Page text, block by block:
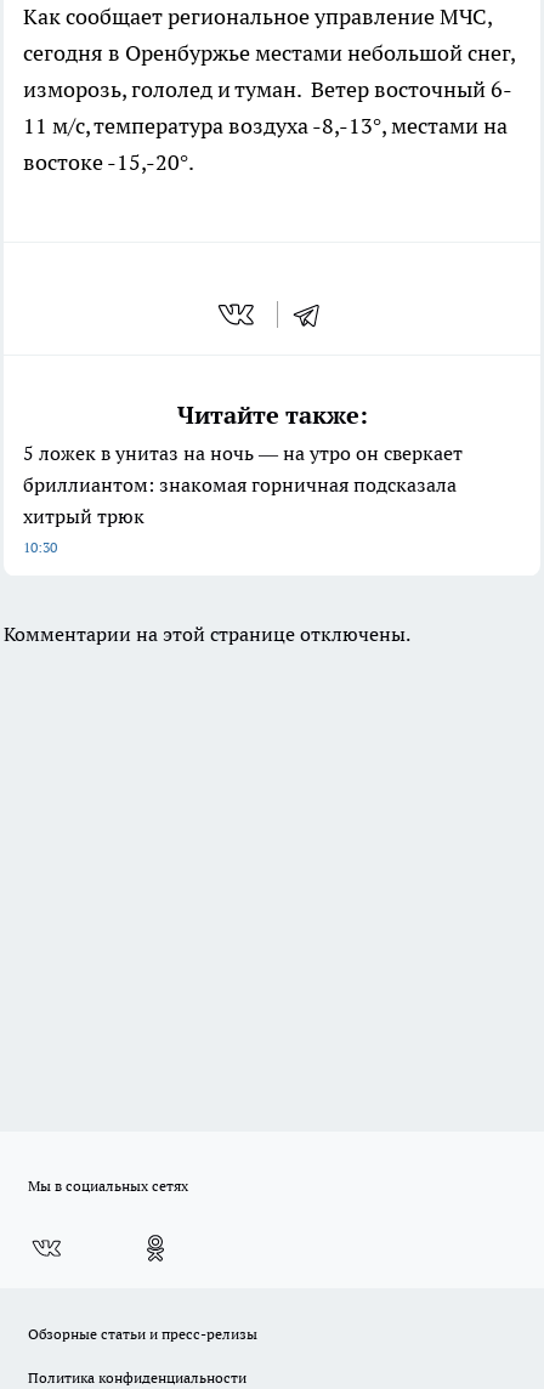
Как сообщает региональное управление МЧС,
сегодня в Оренбуржье местами небольшой снег,
изморозь, гололед и туман. Ветер восточный 6-
11 м/с, температура воздуха -8,-13°, местами на
востоке -15,-20°.
Читайте также:
5 ложек в унитаз на ночь — на утро он сверкает
бриллиантом: знакомая горничная подсказала
хитрый трюк
10:30
Комментарии на этой странице отключены.
Мы в социальных сетях
Обзорные статьи и пресс-релизы
Политика конфиденциальности